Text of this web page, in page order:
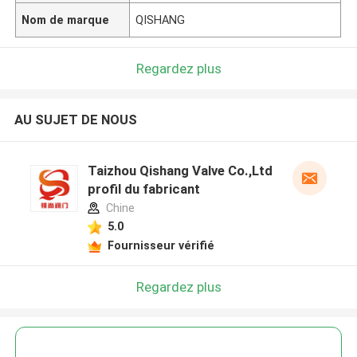
Nom de marque QISHANG
Regardez plus
AU SUJET DE NOUS
Taizhou Qishang Valve Co.,Ltd
profil du fabricant
Chine
5.0
Fournisseur vérifié
Regardez plus